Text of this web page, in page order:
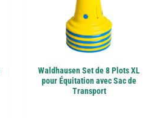
Waldhausen Set de 8 Plots XL
pour Équitation avec Sac de
Transport